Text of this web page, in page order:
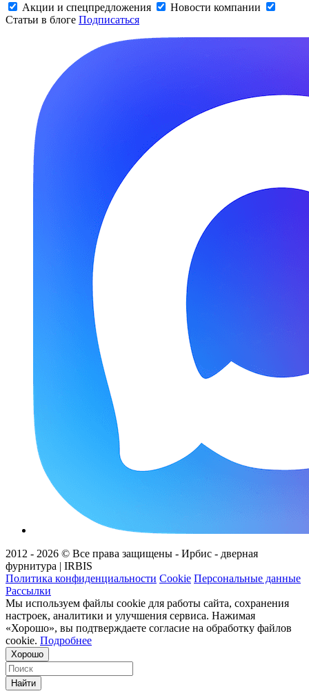
Акции и спецпредложения
Новости компании
Статьи в блоге Подписаться
2012 - 2026 © Все права защищены - Ирбис - дверная
фурнитура | IRBIS
Политика конфиденциальности Cookie Персональные данные
Рассылки
Мы используем файлы cookie для работы сайта, сохранения
настроек, аналитики и улучшения сервиса. Нажимая
«Хорошо», вы подтверждаете согласие на обработку файлов
cookie. Подробнее
Хорошо
Найти